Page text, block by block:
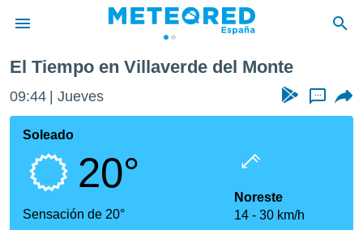
de
por
que se
calidad.
a este
las
El Tiempo en Villaverde del Monte
09:44 Jueves ...
Soleado
20°
Sensación de 20°
Noreste
14
30 km/h